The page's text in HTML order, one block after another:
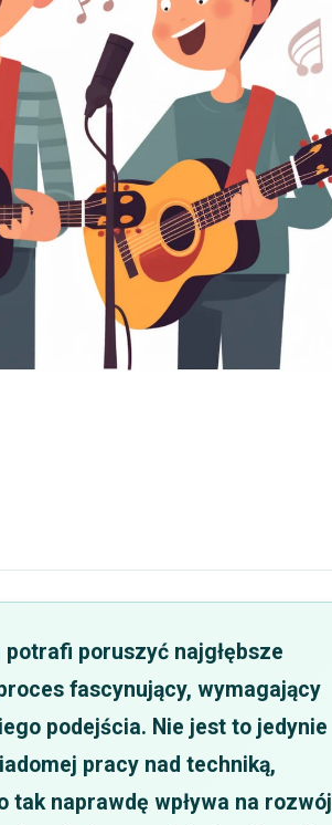
poruszyć najgłębsze
fascynujący, wymagający
podejścia. Nie jest to jedynie
pracy nad techniką,
naprawdę wpływa na rozwój